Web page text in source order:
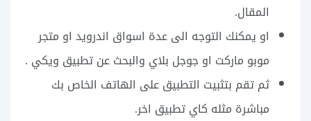
المقال.
او يمكنك التوجه الى عدة اسواق اندرويد او متجر
موبو ماركت او جوجل بلاي والبحث عن تطبيق ويكي .
ثم تقم بتثبيت التطبيق على الهاتف الخاص بك
مباشرة مثله كاي تطبيق اخر.